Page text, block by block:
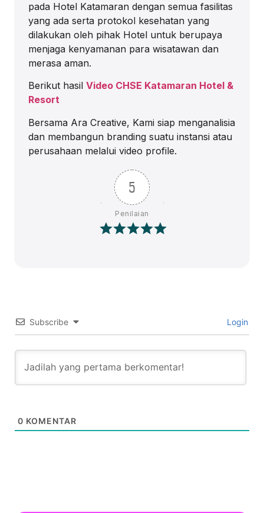
pada Hotel Katamaran dengan semua fasilitas
yang ada serta protokol kesehatan yang
dilakukan oleh pihak Hotel untuk berupaya
menjaga kenyamanan para wisatawan dan
merasa aman.
Berikut hasil Video CHSE Katamaran Hotel &
Resort
Bersama Ara Creative, Kami siap menganalisia
dan membangun branding suatu instansi atau
perusahaan melalui video profile.
5
Penilaian
Subscribe Login
0 KOMENTAR